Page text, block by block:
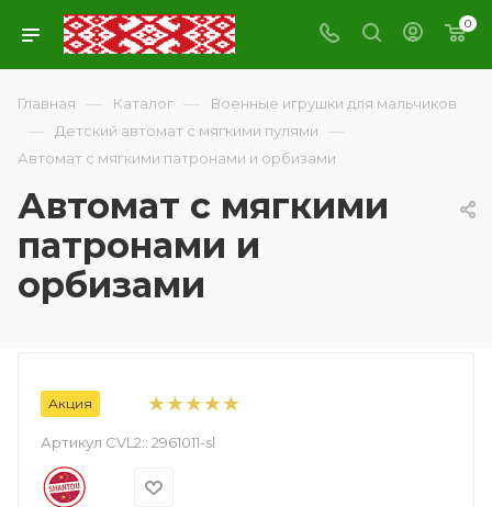
0
Главная — Каталог — Военные игрушки для мальчиков
— Детский автомат с мягкими пулями —
Автомат с мягкими патронами и орбизами
Автомат с мягкими
патронами и
орбизами
Акция
Артикул CVL2:: 2961011-sl